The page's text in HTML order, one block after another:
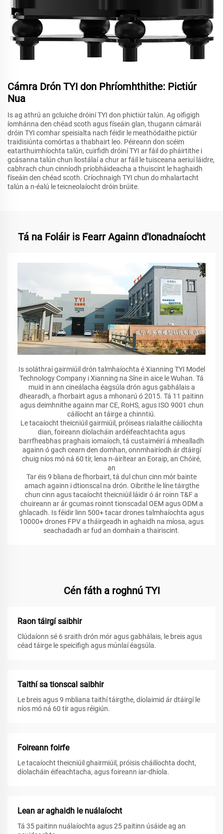
Cámra Drón TYI don Phríomhthithe: Pictiúr
Nua
Is ag athrú an gcluiche dróiní TYI don phictiúr talún. Ag oifigigh
íomhánna den chéad scoth agus físeáin glan, thugann cámarái
dróin TYI comhar speisialta nach féidir le meathódaithe pictiúr
traidisiúnta comórtas a thabhairt leo. Péireann don scéim
eatarthuimhíochta talún, cuirfidh dróiní TYI ar fáil do pháirtithe i
gcásanna talún chun liostálaí a chur ar fáil le tuisceana aeriuí láidre,
cabhrach chun cinníodh príobháideacha a thuiscint le haghaidh
físeáin den chéad scoth. Críochnaigh TYI chun do mhalartacht
talún a n-éalú le teicneolaíocht dróin brúite.
Tá na Foláir is Fearr Againn d'Ionadnaíocht
Is soláthraí gairmiúil drón talmhaíochta é Xianning TYI Model
Technology Company i Xianning na Síne in aice le Wuhan. Tá
muid in ann cineálacha éagsúla drón agus gabhálais a
dhearadh, a fhorbairt agus a mhonarú ó 2015. Tá 11 paitinn
agus deimhnithe againn mar CE, RoHS, agus ISO 9001 chun
cáilíocht an táirge a chinntiú.
Le tacaíocht theicniúil gairmiúil, próiseas rialaithe cáilíochta
dian, foireann díolacháin ardéifeachtachta agus
barrfheabhas praghais iomaíoch, tá custaiméirí á mhealladh
againn ó gach cearn den domhan, onnmhairíodh ár dtáirgí
chuig níos mó ná 60 tír, lena n-áirítear an Eoraip, an Chóiré,
an
Tar éis 9 bliana de fhorbairt, tá dul chun cinn mór bainte
amach againn i dtionscal na drón. Oibrithe le líne táirgthe
chun cinn agus tacaíocht theicniúil láidir ó ár roinn T&F a
chuireann ar ár gcumas roinnt tionscadal OEM agus ODM a
ghlacadh. Is féidir linn 500+ tacar drones talmhaíochta agus
10000+ drones FPV a tháirgeadh in aghaidh na míosa, agus
seachadadh ar fud an domhain a thairiscint.
Cén fáth a roghnú TYI
Raon táirgí saibhir
Clúdaíonn sé 6 sraith drón mór agus gabhálais, le breis agus
céad táirge le speicifigh agus múnlaí éagsúla.
Taithí sa tionscal saibhir
Le breis agus 9 mbliana taithí táirgthe, díolaimid ár dtáirgí le
níos mó ná 60 tír agus réigiún.
Foireann foirfe
Le tacaíocht theicniúil ghairmiúil, próisis cháilíochta docht,
díolacháin éifeachtacha, agus foireann iar-dhíola.
Lean ar aghaidh le nuálaíocht
Tá 35 paitinn nuálaíochta agus 25 paitinn úsáide ag an